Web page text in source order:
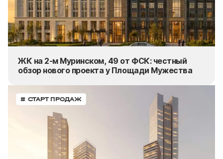
ЖК на 2-м Муринском, 49 от ФСК: честный
обзор нового проекта у Площади Мужества
# СТАРТ ПРОДАЖ